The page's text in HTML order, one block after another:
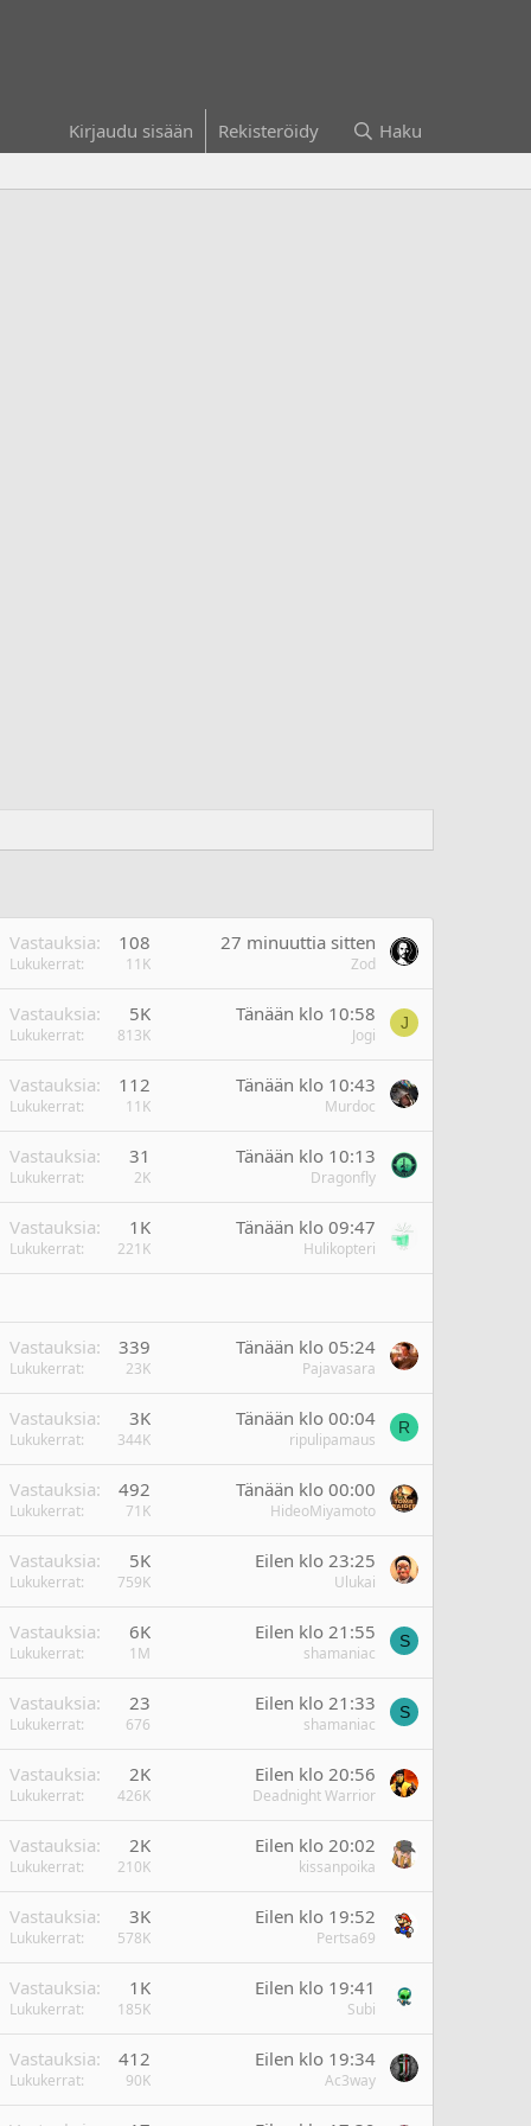
Kirjaudu sisään Rekisteröidy Haku
Vastauksia 108
Lukukerrat 11K
27 minuuttia sitten
Zod
Vastauksia 5K
Lukukerrat 813K
Tänään klo 10:58
Jogi
J
Vastauksia 112
Lukukerrat 11K
Tänään klo 10:43
Murdoc
Vastauksia 31
Lukukerrat 2K
Tänään klo 10:13
Dragonfly
Vastauksia 1K
Lukukerrat 221K
Tänään klo 09:47
Hulikopteri
Vastauksia 339
Lukukerrat 23K
Tänään klo 05:24
Pajavasara
Vastauksia 3K
Lukukerrat 344K
Tänään klo 00:04
ripulipamaus
R
Vastauksia 492
Lukukerrat 71K
Tänään klo 00:00
HideoMiyamoto
Vastauksia 5K
Lukukerrat 759K
Eilen klo 23:25
Ulukai
Vastauksia 6K
Lukukerrat 1M
Eilen klo 21:55
shamaniac
S
Vastauksia 23
Lukukerrat 676
Eilen klo 21:33
shamaniac
S
Vastauksia 2K
Lukukerrat 426K
Eilen klo 20:56
Deadnight Warrior
Vastauksia 2K
Lukukerrat 210K
Eilen klo 20:02
kissanpoika
Vastauksia 3K
Lukukerrat 578K
Eilen klo 19:52
Pertsa69
Vastauksia 1K
Lukukerrat 185K
Eilen klo 19:41
Subi
Vastauksia 412
Lukukerrat 90K
Eilen klo 19:34
Ac3way